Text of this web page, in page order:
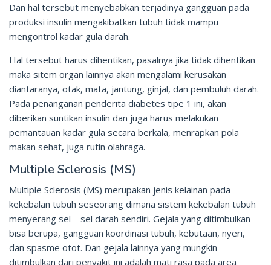
Dan hal tersebut menyebabkan terjadinya gangguan pada
produksi insulin mengakibatkan tubuh tidak mampu
mengontrol kadar gula darah.
Hal tersebut harus dihentikan, pasalnya jika tidak dihentikan
maka sitem organ lainnya akan mengalami kerusakan
diantaranya, otak, mata, jantung, ginjal, dan pembuluh darah.
Pada penanganan penderita diabetes tipe 1 ini, akan
diberikan suntikan insulin dan juga harus melakukan
pemantauan kadar gula secara berkala, menrapkan pola
makan sehat, juga rutin olahraga.
Multiple Sclerosis (MS)
Multiple Sclerosis (MS) merupakan jenis kelainan pada
kekebalan tubuh seseorang dimana sistem kekebalan tubuh
menyerang sel – sel darah sendiri. Gejala yang ditimbulkan
bisa berupa, gangguan koordinasi tubuh, kebutaan, nyeri,
dan spasme otot. Dan gejala lainnya yang mungkin
ditimbulkan dari penyakit ini adalah mati rasa pada area